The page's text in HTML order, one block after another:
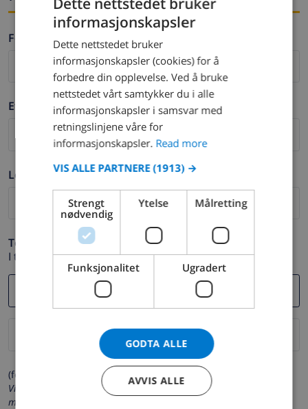
Fornavn *
Etternavn *
Logg ut *
Telefon *
I tilfelle din e-postadresse ikke fungerer.
(felter merket med * må fylles ut)
Vi respekterer ditt personvern. Dine personalia vil aldri bli delt
med andre.
SPANISH
GERMAN
CATALAN
NORWEGIAN
informasjonskapsler
Dette nettstedet bruker
informasjonskapsler (cookies) for å
forbedre din opplevelse. Ved å bruke
nettstedet vårt samtykker du i alle
informasjonskapsler i samsvar med
retningslinjene våre for
informasjonskapsler. Read more
VIS ALLE PARTNERE (1913) →
Strengt
nødvendig
Ytelse Målretting
Funksjonalitet Ugradert
GODTA ALLE
AVVIS ALLE